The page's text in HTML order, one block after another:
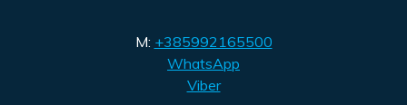
M: +385992165500
WhatsApp
Viber